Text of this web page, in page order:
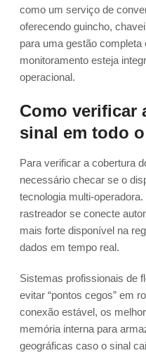
como um serviço de
oferecendo guincho,
para uma gestão completa
monitoramento esteja
operacional.
Como verificar
sinal em todo
Para verificar a cobertura
necessário checar se o
tecnologia multi-
rastreador se conecte
mais forte disponível na
dados em tempo real.
Sistemas profissionais de
evitar “pontos cegos” em
conexão estável, os
memória interna para
geográficas caso o sinal